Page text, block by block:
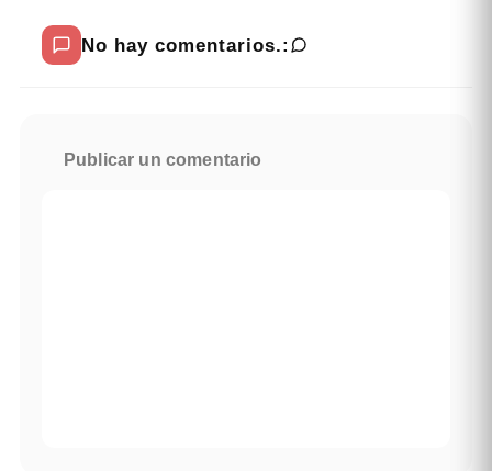
No hay comentarios.:
Publicar un comentario